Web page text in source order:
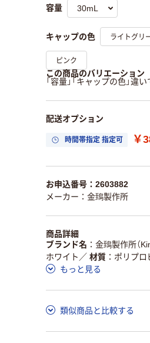
容量
キャップの色 ライトグリ
ピンク
この商品のバリエーション
「容量」「キャップの色」違
配送オプション
時間帯指定 指定可 ￥
お申込番号：2603882
メーカー：金鵄製作所
商品詳細
ブランド名
金鵄製作所（
ホワイト ／ 材質
ポリプロ
もっと見る
類似商品と比較する